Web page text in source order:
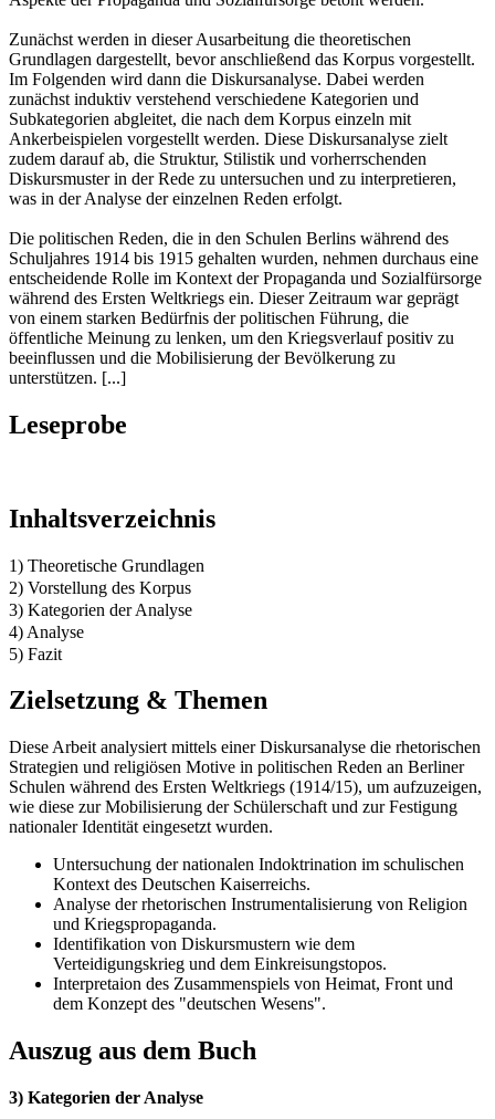
Zunächst werden in dieser Ausarbeitung die theoretischen
Grundlagen dargestellt, bevor anschließend das Korpus vorgestellt.
Im Folgenden wird dann die Diskursanalyse. Dabei werden
zunächst induktiv verstehend verschiedene Kategorien und
Subkategorien abgleitet, die nach dem Korpus einzeln mit
Ankerbeispielen vorgestellt werden. Diese Diskursanalyse zielt
zudem darauf ab, die Struktur, Stilistik und vorherrschenden
Diskursmuster in der Rede zu untersuchen und zu interpretieren,
was in der Analyse der einzelnen Reden erfolgt.
Die politischen Reden, die in den Schulen Berlins während des
Schuljahres 1914 bis 1915 gehalten wurden, nehmen durchaus eine
entscheidende Rolle im Kontext der Propaganda und Sozialfürsorge
während des Ersten Weltkriegs ein. Dieser Zeitraum war geprägt
von einem starken Bedürfnis der politischen Führung, die
öffentliche Meinung zu lenken, um den Kriegsverlauf positiv zu
beeinflussen und die Mobilisierung der Bevölkerung zu
unterstützen. [...]
Leseprobe
Inhaltsverzeichnis
1) Theoretische Grundlagen
2) Vorstellung des Korpus
3) Kategorien der Analyse
4) Analyse
5) Fazit
Zielsetzung & Themen
Diese Arbeit analysiert mittels einer Diskursanalyse die rhetorischen
Strategien und religiösen Motive in politischen Reden an Berliner
Schulen während des Ersten Weltkriegs (1914/15), um aufzuzeigen,
wie diese zur Mobilisierung der Schülerschaft und zur Festigung
nationaler Identität eingesetzt wurden.
Untersuchung der nationalen Indoktrination im schulischen
Kontext des Deutschen Kaiserreichs.
Analyse der rhetorischen Instrumentalisierung von Religion
und Kriegspropaganda.
Identifikation von Diskursmustern wie dem
Verteidigungskrieg und dem Einkreisungstopos.
Interpretaion des Zusammenspiels von Heimat, Front und
dem Konzept des "deutschen Wesens".
Auszug aus dem Buch
3) Kategorien der Analyse